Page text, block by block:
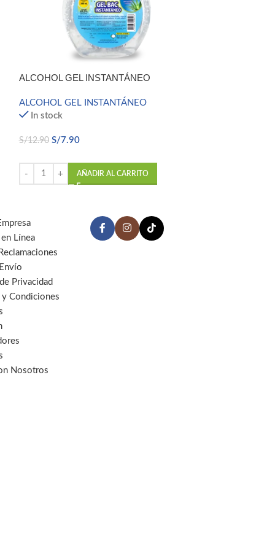
ALCOHOL GEL INSTANTÁNEO
ALCOHOL GEL INSTANTÁNEO
In stock
S/12.90 S/7.90
AÑADIR AL CARRITO
Línea
Privacidad
y Condiciones
Nosotros